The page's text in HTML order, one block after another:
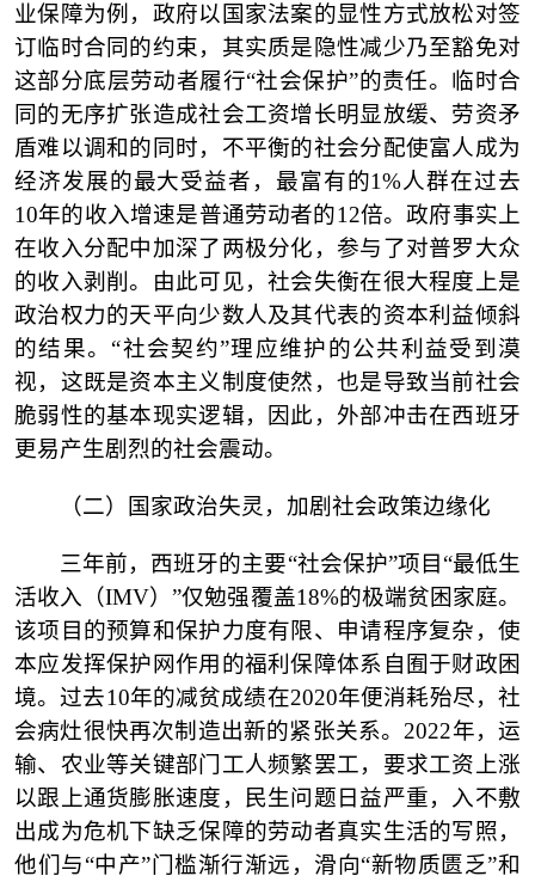
业保障为例，政府以国家法案的显性方式放松对签
订临时合同的约束，其实质是隐性减少乃至豁免对
这部分底层劳动者履行“社会保护”的责任。临时合
同的无序扩张造成社会工资增长明显放缓、劳资矛
盾难以调和的同时，不平衡的社会分配使富人成为
经济发展的最大受益者，最富有的1%人群在过去
10年的收入增速是普通劳动者的12倍。政府事实上
在收入分配中加深了两极分化，参与了对普罗大众
的收入剥削。由此可见，社会失衡在很大程度上是
政治权力的天平向少数人及其代表的资本利益倾斜
的结果。“社会契约”理应维护的公共利益受到漠
视，这既是资本主义制度使然，也是导致当前社会
脆弱性的基本现实逻辑，因此，外部冲击在西班牙
更易产生剧烈的社会震动。
（二） 国家政治失灵，加剧社会政策边缘化
三年前，西班牙的主要“社会保护”项目“最低生
活收入（IMV）”仅勉强覆盖18%的极端贫困家庭。
该项目的预算和保护力度有限、申请程序复杂，使
本应发挥保护网作用的福利保障体系自囿于财政困
境。过去10年的减贫成绩在2020年便消耗殆尽，社
会病灶很快再次制造出新的紧张关系。2022年，运
输、农业等关键部门工人频繁罢工，要求工资上涨
以跟上通货膨胀速度，民生问题日益严重，入不敷
出成为危机下缺乏保障的劳动者真实生活的写照，
他们与“中产”门槛渐行渐远，滑向“新物质匮乏”和